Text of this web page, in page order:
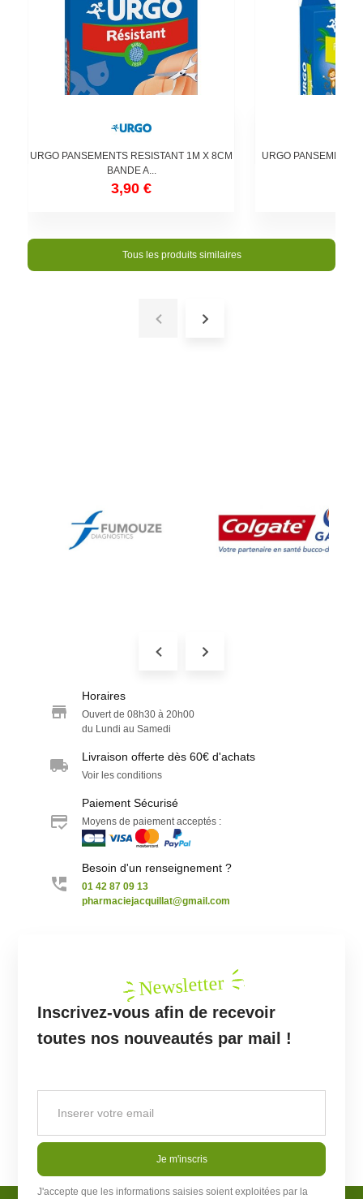
URGO PANSEMENTS RESISTANT 1M X 8CM
BANDE A...
3,90 €
URGO
Tous les produits similaires
Horaires
Ouvert de 08h30 à 20h00
du Lundi au Samedi
Livraison offerte dès 60€ d'achats
Voir les conditions
Paiement Sécurisé
Moyens de paiement acceptés :
Besoin d'un renseignement ?
01 42 87 09 13
pharmaciejacquillat@gmail.com
Newsletter
Inscrivez-vous afin de recevoir
toutes nos nouveautés par mail !
Je m'inscris
J'accepte que les informations saisies soient exploitées par la